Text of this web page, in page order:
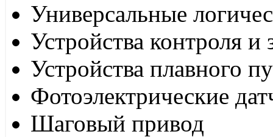
Универсальные
Устройства контроля
Устройства плавного
Фотоэлектрические
Шаговый привод